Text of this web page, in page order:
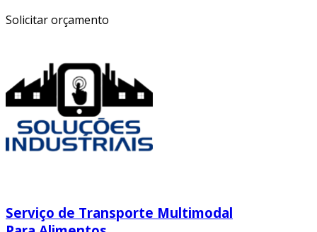
Solicitar orçamento
Serviço de Transporte Multimodal